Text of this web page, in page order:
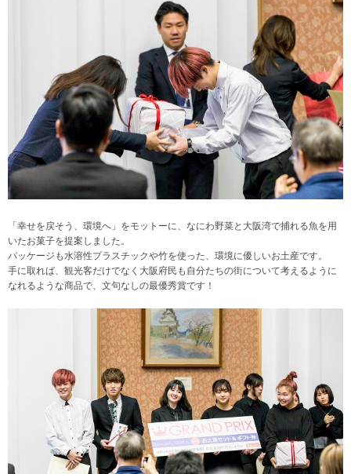
「幸せを戻そう、環境へ」をモットーに、なにわ野菜と大阪湾で捕れる魚を用
いたお菓子を提案しました。
パッケージも水溶性プラスチックや竹を使った、環境に優しいお土産です。
手に取れば、観光客だけでなく大阪府民も自分たちの街について考えるように
なれるような商品で、文句なしの最優秀賞です！